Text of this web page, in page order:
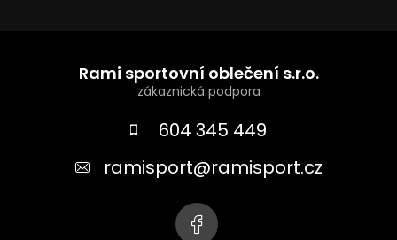
Rami sportovní oblečení s.r.o.
604 345 449
ramisport@ramisport.cz